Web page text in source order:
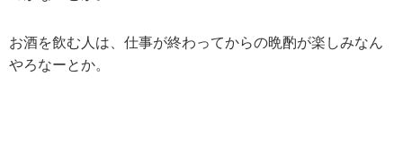
お酒を飲む人は、仕事が終わってからの晩酌が楽しみなん
やろなーとか。